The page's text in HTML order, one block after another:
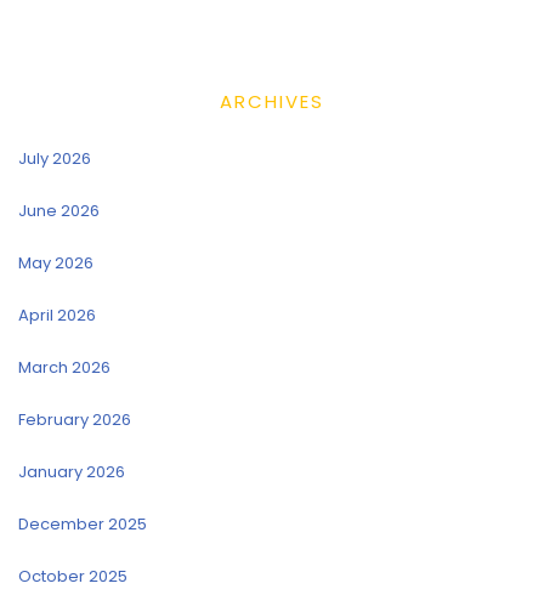
ARCHIVES
July 2026
June 2026
May 2026
April 2026
March 2026
February 2026
January 2026
December 2025
October 2025